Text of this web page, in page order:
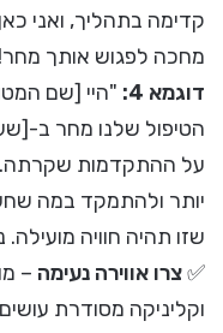
קדימה בתהליך, ואני
מחכה לפגוש אותך
דוגמא 4:
"היי [שם
הטיפול שלנו מחר ב-
על ההתקדמות שקרתה.
יותר ולהתמקד במה
שזו תהיה חוויה
✅צרו אווירה נעימה –
וקליניקה מסודרת